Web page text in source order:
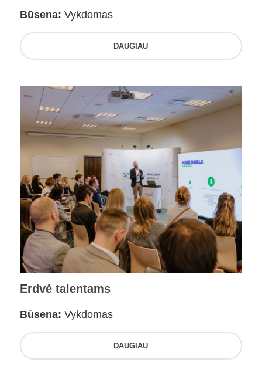
Būsena: Vykdomas
DAUGIAU
Erdvė talentams
Būsena: Vykdomas
DAUGIAU